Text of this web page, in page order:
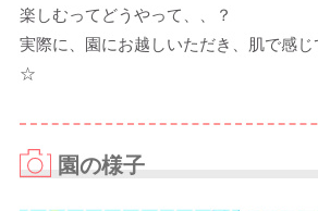
楽しむってどうやって、、？
実際に、園にお越しいただき、肌で感
☆
園の様子